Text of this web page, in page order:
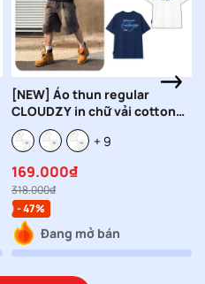
[NEW] Áo thun regular
CLOUDZY in chữ vải cotton
100% 250gsm form rộng nam
nữ áo phông oversize local
REFINE
+ 9
169.000₫
318.000₫
- 47%
Đang mở bán